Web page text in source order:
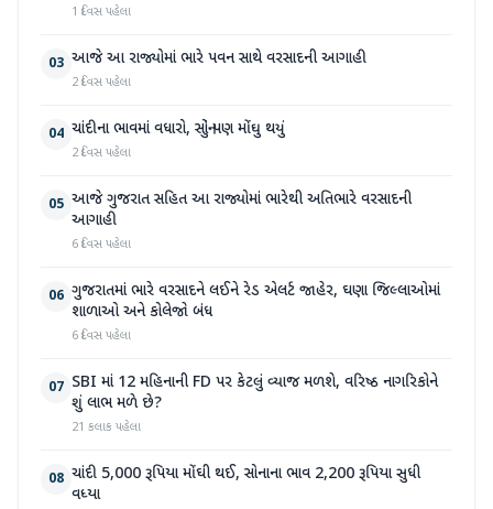
1 દિવસ પહેલા
03 આજે આ રાજ્યોમાં ભારે પવન સાથે વરસાદની આગાહી
2 દિવસ પહેલા
04 ચાંદીના ભાવમાં વધારો, સોનું પણ મોંઘુ થયું
2 દિવસ પહેલા
05 આજે ગુજરાત સહિત આ રાજ્યોમાં ભારેથી અતિભારે વરસાદની
આગાહી
6 દિવસ પહેલા
06 ગુજરાતમાં ભારે વરસાદને લઈને રેડ એલર્ટ જાહેર, ઘણા જિલ્લાઓમાં
શાળાઓ અને કોલેજો બંધ
6 દિવસ પહેલા
07 SBI માં 12 મહિનાની FD પર કેટલું વ્યાજ મળશે, વરિષ્ઠ નાગરિકોને
શું લાભ મળે છે?
21 કલાક પહેલા
08 ચાંદી 5,000 રૂપિયા મોંઘી થઈ, સોનાના ભાવ 2,200 રૂપિયા સુધી
વધ્યા